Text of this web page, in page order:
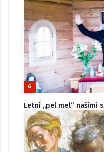
6
Letní „pel mel“ našimi